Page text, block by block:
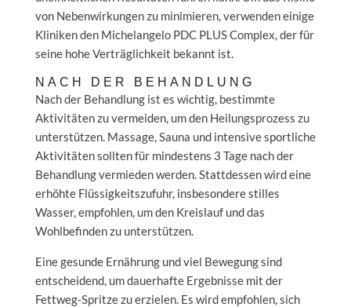
von Nebenwirkungen zu minimieren, verwenden einige
Kliniken den Michelangelo PDC PLUS Complex, der für
seine hohe Verträglichkeit bekannt ist.
NACH DER BEHANDLUNG
Nach der Behandlung ist es wichtig, bestimmte
Aktivitäten zu vermeiden, um den Heilungsprozess zu
unterstützen. Massage, Sauna und intensive sportliche
Aktivitäten sollten für mindestens 3 Tage nach der
Behandlung vermieden werden. Stattdessen wird eine
erhöhte Flüssigkeitszufuhr, insbesondere stilles
Wasser, empfohlen, um den Kreislauf und das
Wohlbefinden zu unterstützen.
Eine gesunde Ernährung und viel Bewegung sind
entscheidend, um dauerhafte Ergebnisse mit der
Fettweg-Spritze zu erzielen. Es wird empfohlen, sich